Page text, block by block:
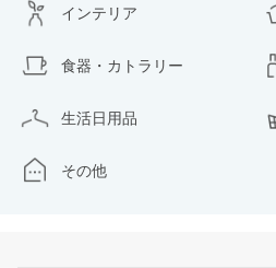
インテリア
食器・カトラリー
生活日用品
その他